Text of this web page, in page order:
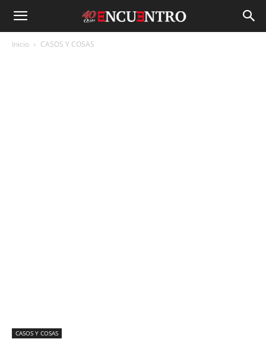
Inicio CASOS Y COSAS
CASOS Y COSAS